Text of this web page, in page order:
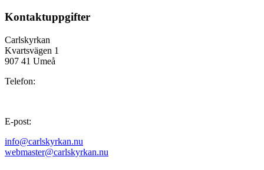
Kontaktuppgifter
Carlskyrkan
Kvartsvägen 1
907 41 Umeå
Telefon:
E-post:
info@carlskyrkan.nu
webmaster@carlskyrkan.nu